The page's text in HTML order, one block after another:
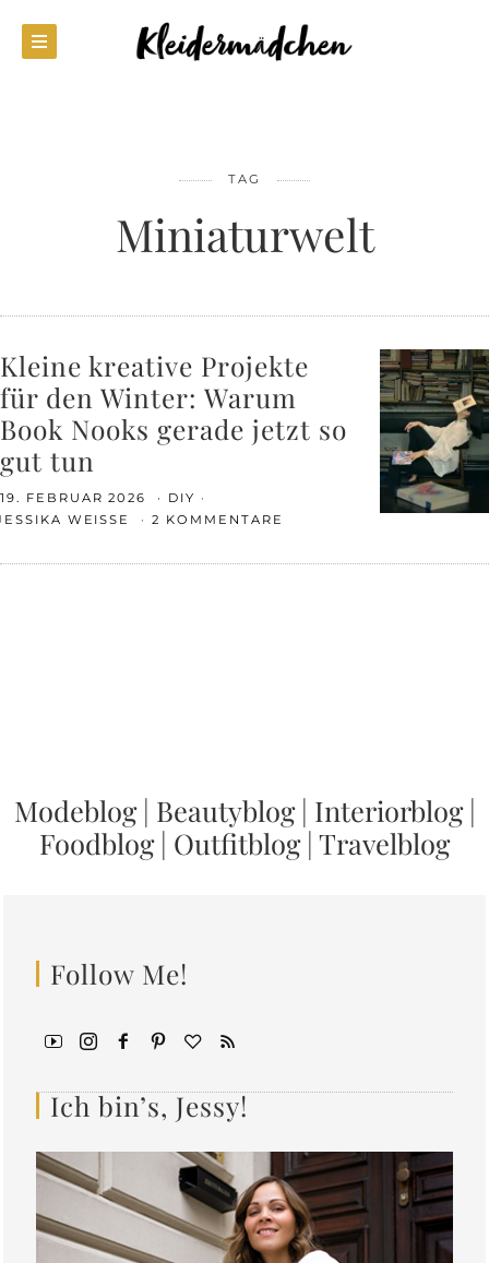
TAG
Miniaturwelt
Kleine kreative Projekte
für den Winter: Warum
Book Nooks gerade jetzt so
gut tun
19. FEBRUAR 2026
DIY
WEISSE
2 KOMMENTARE
Modeblog| Beautyblog| Interiorblog|
Foodblog| Outfitblog| Travelblog
Follow Me!
Ich bin’s, Jessy!